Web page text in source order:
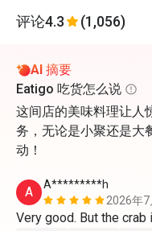
评论4.3 (1,056)
AI 摘要
Eatigo 吃货怎么说
这间店的美味料理让人
务，无论是小聚还是大
动！
A
A*********h
2026年7
Very good. But the